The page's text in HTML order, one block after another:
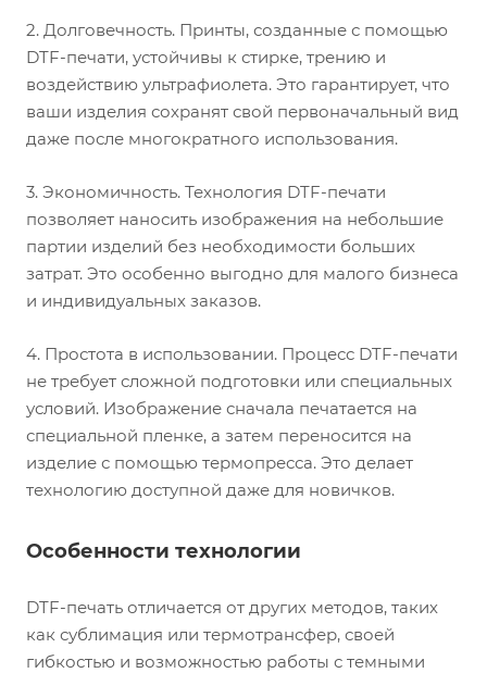
2. Долговечность. Принты, созданные с помощью
DTF-печати, устойчивы к стирке, трению и
воздействию ультрафиолета. Это гарантирует, что
ваши изделия сохранят свой первоначальный вид
даже после многократного использования.
3. Экономичность. Технология DTF-печати
позволяет наносить изображения на небольшие
партии изделий без необходимости больших
затрат. Это особенно выгодно для малого бизнеса
и индивидуальных заказов.
4. Простота в использовании. Процесс DTF-печати
не требует сложной подготовки или специальных
условий. Изображение сначала печатается на
специальной пленке, а затем переносится на
изделие с помощью термопресса. Это делает
технологию доступной даже для новичков.
Особенности технологии
DTF-печать отличается от других методов, таких
как сублимация или термотрансфер, своей
гибкостью и возможностью работы с темными